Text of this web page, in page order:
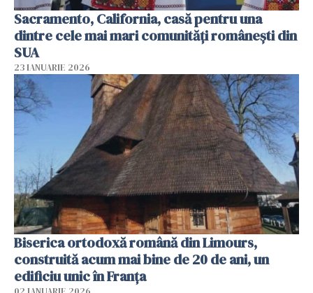
Sacramento, California, casă pentru una
dintre cele mai mari comunități românești din
SUA
23 IANUARIE 2026
Biserica ortodoxă română din Limours,
construită acum mai bine de 20 de ani, un
edificiu unic în Franţa